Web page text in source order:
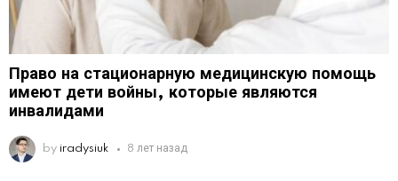
Право на стационарную медицинскую помощь
имеют дети войны, которые являются
инвалидами
by iradysiuk 8 лет назад